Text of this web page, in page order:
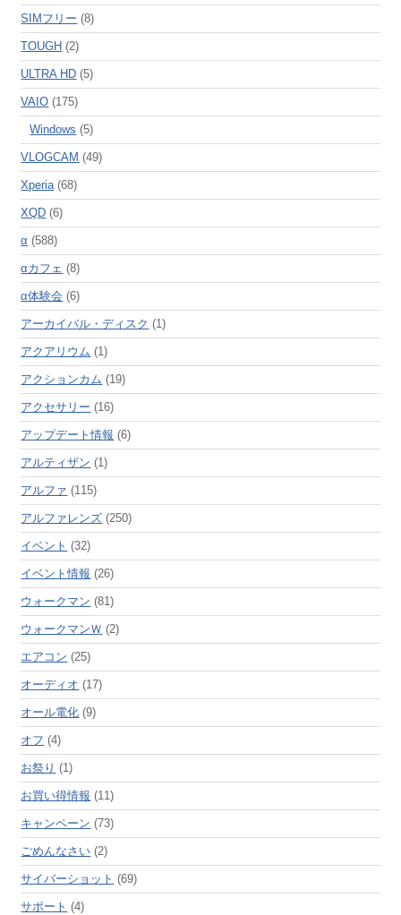
SIMフリー (8)
TOUGH (2)
ULTRA HD (5)
VAIO (175)
Windows (5)
VLOGCAM (49)
Xperia(68)
XQD (6)
α (588)
αカフェ (8)
α体験会 (6)
アーカイバル・ディスク (1)
アクアリウム (1)
アクションカム (19)
アクセサリー (16)
アップデート情報 (6)
アルティザン (1)
アルファ (115)
アルファレンズ (250)
イベント (32)
イベント情報 (26)
ウォークマン (81)
ウォークマンＷ (2)
エアコン (25)
オーディオ (17)
オール電化 (9)
オフ (4)
お祭り (1)
お買い得情報 (11)
キャンペーン (73)
ごめんなさい (2)
サイバーショット (69)
サポート (4)